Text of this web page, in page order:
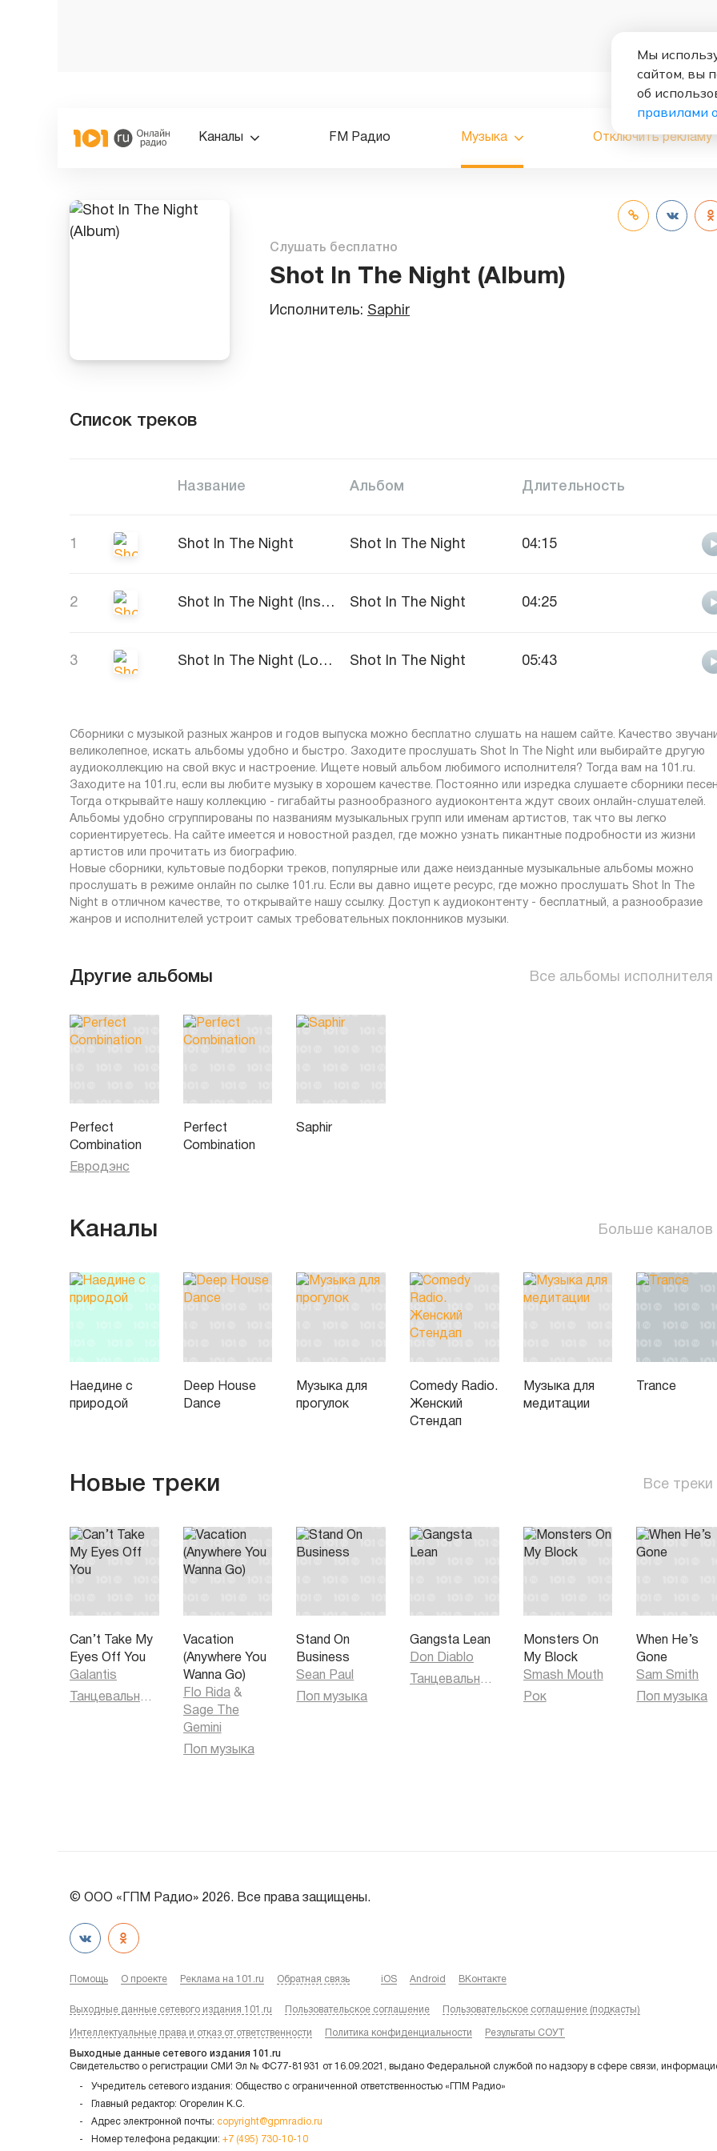
Каналы FM Радио Музыка Отключить рекламу
Слушать бесплатно
Shot In The Night (Album)
Исполнитель: Saphir
Список треков
Название Альбом Длительность
1 Shot In The Night Shot In The Night 04:15
2 Shot In The Night (Instrumental) Shot In The Night 04:25
3 Shot In The Night (Long Version) Shot In The Night 05:43
Сборники с музыкой разных жанров и годов выпуска можно бесплатно слушать на нашем сайте. Качество
великолепное, искать альбомы удобно и быстро. Заходите прослушать Shot In The Night или выбирайте другую
аудиоколлекцию на свой вкус и настроение. Ищете новый альбом любимого исполнителя? Тогда вам на 101.ru.
Заходите на 101.ru, если вы любите музыку в хорошем качестве. Постоянно или изредка слушаете сборники
Тогда открывайте нашу коллекцию - гигабайты разнообразного аудиоконтента ждут своих онлайн-слушателей.
Альбомы удобно сгруппированы по названиям музыкальных групп или именам артистов, так что вы легко
сориентируетесь. На сайте имеется и новостной раздел, где можно узнать пикантные подробности из жизни
артистов или прочитать из биографию.
Новые сборники, культовые подборки треков, популярные или даже неизданные музыкальные альбомы можно
прослушать в режиме онлайн по сылке 101.ru. Если вы давно ищете ресурс, где можно прослушать Shot In The
Night в отличном качестве, то открывайте нашу ссылку. Доступ к аудиоконтенту - бесплатный, а разнообразие
жанров и исполнителей устроит самых требовательных поклонников музыки.
Другие альбомы Все альбомы исполнителя
Perfect
Combination
Евродэнс
Perfect
Combination
Saphir
Каналы Больше каналов
Наедине с
природой
Deep House
Dance
Музыка для
прогулок
Comedy Radio.
Женский
Стендап
Музыка для
медитации
Trance
Новые треки Все треки
Can’t Take My
Eyes Off You
Galantis
Vacation
(Anywhere You
Wanna Go)
Flo Rida &
Sage The
Gemini
Поп музыка
Stand On
Business
Sean Paul
Поп музыка
Gangsta Lean
Don Diablo
Monsters On
My Block
Smash Mouth
Рок
When He’s
Gone
Sam Smith
Поп музыка
© ООО «ГПМ Радио» 2026. Все права защищены.
Помощь О проекте Реклама на 101.ru Обратная связь iOS Android ВКонтакте
Выходные данные сетевого издания 101.ru Пользовательское соглашение Пользовательское соглашение (подкасты)
Интеллектуальные права и отказ от ответственности Политика конфиденциальности Результаты СОУТ
Выходные данные сетевого издания 101.ru
Свидетельство о регистрации СМИ Эл № ФС77-81931 от 16.09.2021, выдано Федеральной службой по надзору в сфере связи,
Учредитель сетевого издания: Общество с ограниченной ответственностью «ГПМ Радио»
Главный редактор: Огорелин К.С.
Адрес электронной почты: copyright@gpmradio.ru
Номер телефона редакции: +7 (495) 730-10-10
Мы
сайтом, вы
об
правилами